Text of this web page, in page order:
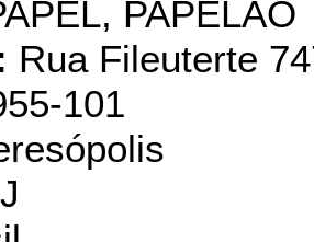
PAPELÃO
Rua Fileuterte
101